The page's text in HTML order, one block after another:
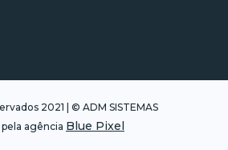
2021 | © ADM SISTEMAS
agência Blue Pixel